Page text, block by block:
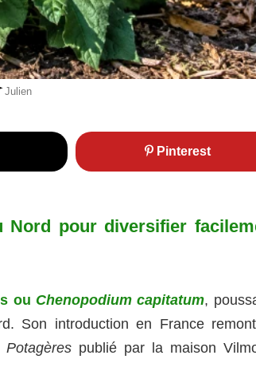
Julien
Pinterest
Nord pour diversifier
ou Chenopodium capitatum,
Son introduction en France
publié par la maison